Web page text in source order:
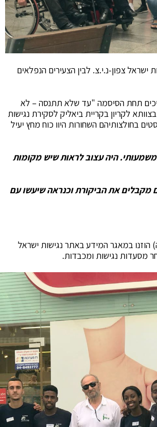
צפון-נ.י.צ. לבין הצעירים הנפלאים
תחת הסיסמה "עד שלא תתנסה – לא
לקריון בקריית ביאליק לסקירת נגישות
בחולצותיהם השחורות היוו כוח מחץ יעיל
. היה עצוב לראות שיש מקומות
מקבלים את הביקורת וכנראה שיעשו עם
הוזנו במאגר המידע באתר נגישות ישראל
מסעדות נגישות ומכבדות.